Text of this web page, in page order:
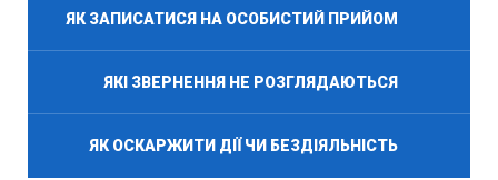
ЯК ЗАПИСАТИСЯ НА ОСОБИСТИЙ ПРИЙОМ
ЯКІ ЗВЕРНЕННЯ НЕ РОЗГЛЯДАЮТЬСЯ
ЯК ОСКАРЖИТИ ДІЇ ЧИ БЕЗДІЯЛЬНІСТЬ